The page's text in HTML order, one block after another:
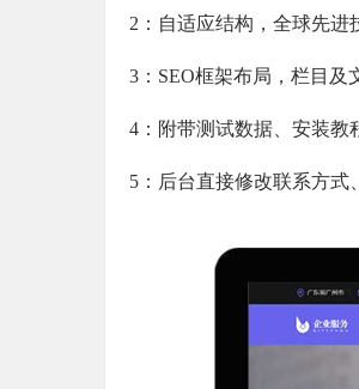
2：自适应结构，全球先进
3：SEO框架布局，栏目及
4：附带测试数据、安装教
5：后台直接修改联系方式